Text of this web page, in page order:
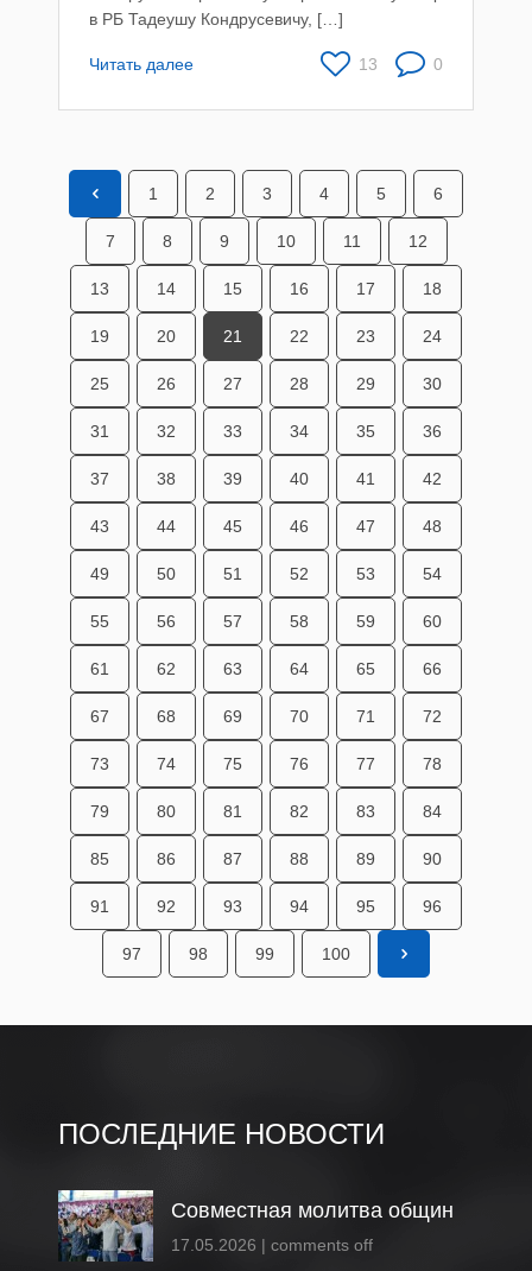
в РБ Тадеушу Кондрусевичу, […]
Читать далее 0
13
1 2 3 4 5 6
7 8 9 10 11 12
13 14 15 16 17 18
19 20 21 22 23 24
25 26 27 28 29 30
31 32 33 34 35 36
37 38 39 40 41 42
43 44 45 46 47 48
49 50 51 52 53 54
55 56 57 58 59 60
61 62 63 64 65 66
67 68 69 70 71 72
73 74 75 76 77 78
79 80 81 82 83 84
85 86 87 88 89 90
91 92 93 94 95 96
97 98 99 100
ПОСЛЕДНИЕ НОВОСТИ
Совместная молитва общин
17.05.2026 | comments off